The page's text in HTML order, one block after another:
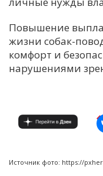
Повышение
жизни собак-
комфорт и
нарушениями
Источник фото: https://